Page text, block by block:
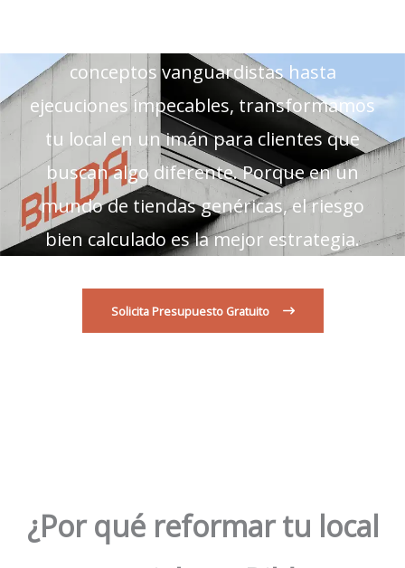
conceptos vanguardistas hasta
ejecuciones impecables, transformamos
tu local en un imán para clientes que
buscan algo diferente. Porque en un
mundo de tiendas genéricas, el riesgo
bien calculado es la mejor estrategia.
Solicita Presupuesto Gratuito
¿Por qué reformar tu local